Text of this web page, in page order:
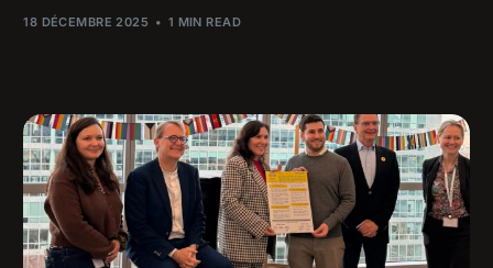
18 DÉCEMBRE 2025 1 MIN READ